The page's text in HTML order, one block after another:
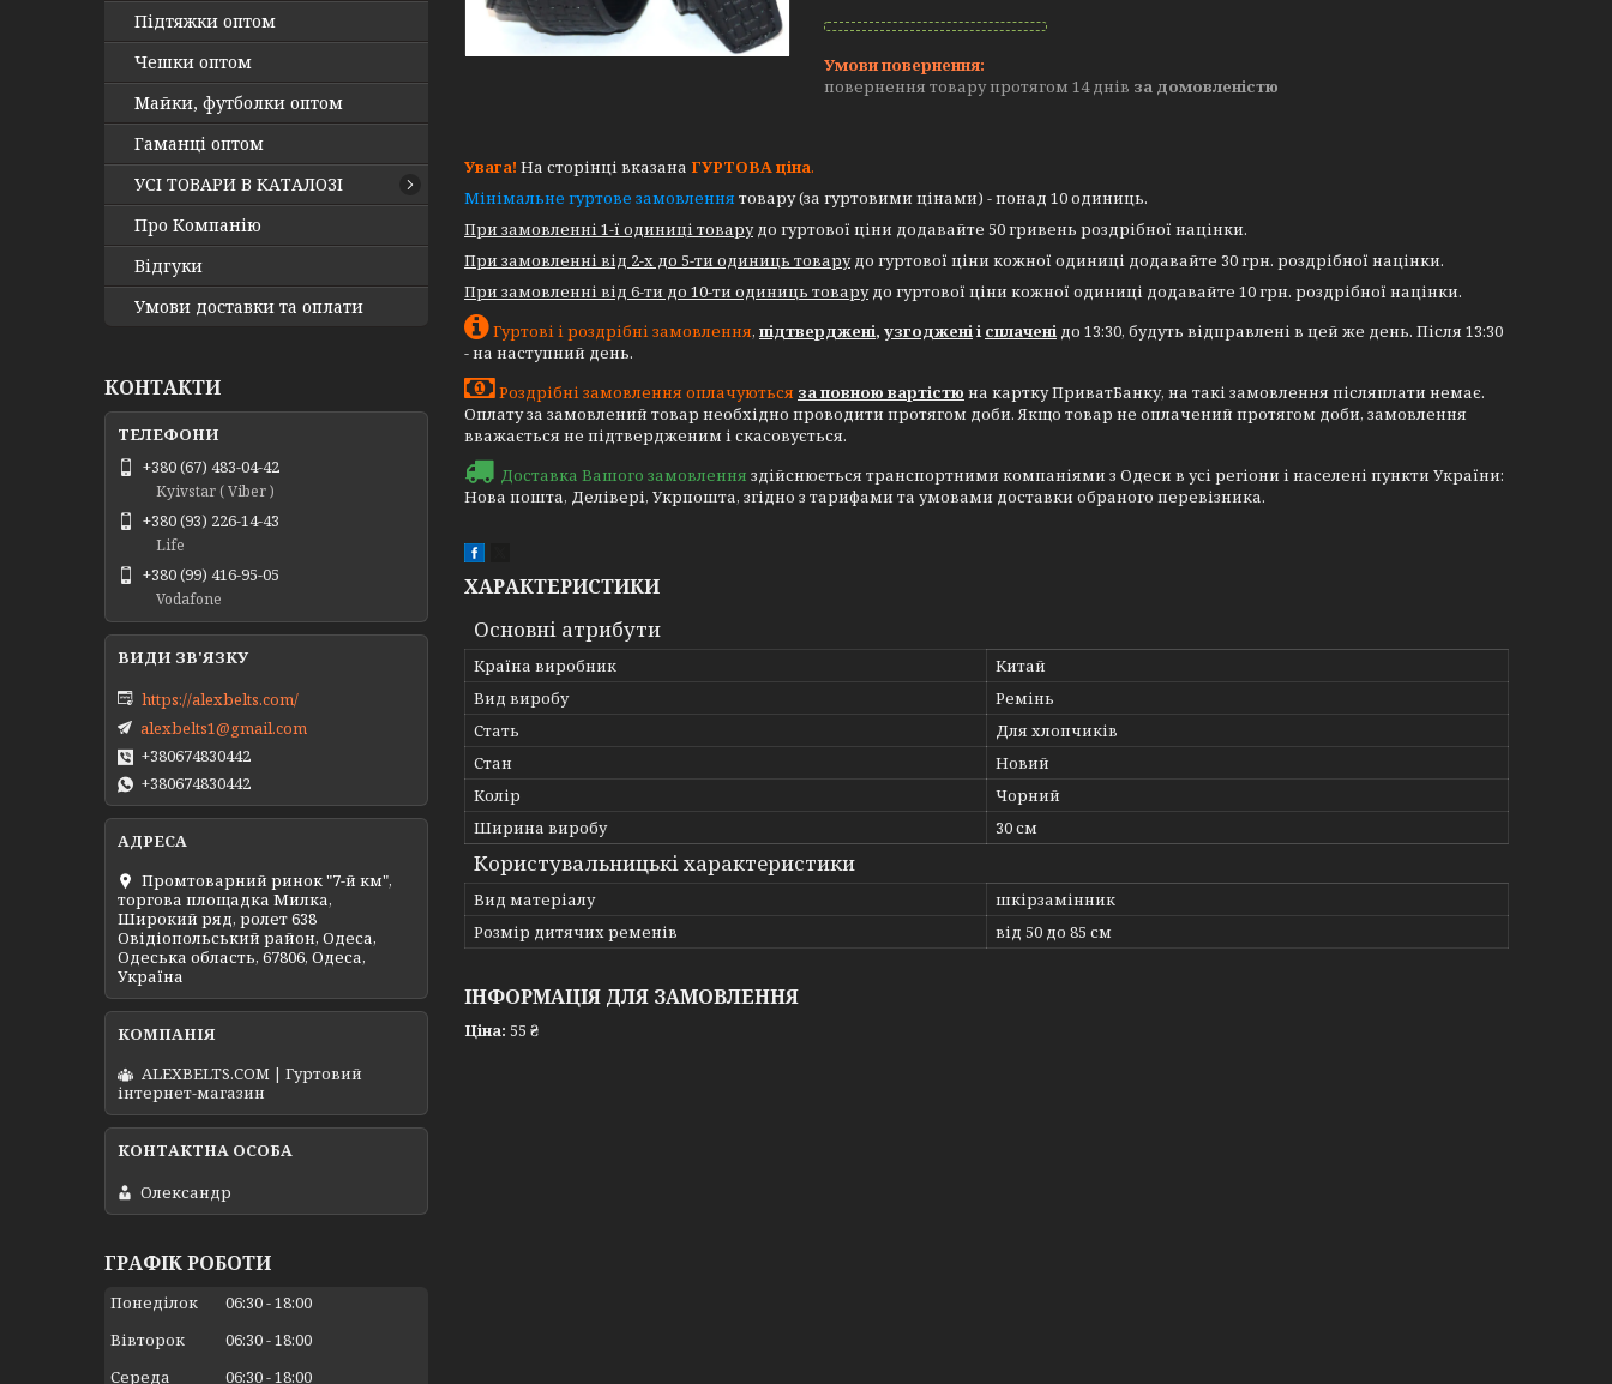
повернення товару протягом 14 днів за домовленістю
Увага! На сторінці вказана ГУРТОВАціна.
Мінімальне гуртове замовлення товару (за гуртовими цінами) - понад 10 одиниць.
При замовленні 1-ї одиниці товарудо гуртової ціни додавайте 50 гривень роздрібної націнки.
При замовленні від 2-х до 5-ти одиниць товарудо гуртової ціни кожної одиниці додавайте 30 грн. роздрібної націнки.
При замовленні від 6-ти до 10-ти одиниць товарудо гуртової ціни кожної одиниці додавайте 10 грн. роздрібної націнки.
Гуртові і роздрібні замовлення, підтверджені, узгодженіі сплачені до 13:30, будуть відправлені в цей же день. Після 13:30
- на наступний день.
Роздрібні замовлення оплачуються за повною вартістю на картку ПриватБанку, на такі замовлення післяплати немає.
Оплату за замовлений товар необхідно проводити протягом доби. Якщо товар не оплачений протягом доби, замовлення
вважається не підтвердженим і скасовується.
Доставка Вашого замовлення здійснюється транспортними компаніями з Одеси в усі регіони і населені пункти України:
Нова пошта, Делівері, Укрпошта, згідно з тарифами та умовами доставки обраного перевізника.
ХАРАКТЕРИСТИКИ
Основні атрибути
Країна виробник
Китай
Вид виробу
Ремінь
Стать
Для хлопчиків
Стан
Новий
Колір
Чорний
Ширина виробу
30 см
Користувальницькі характеристики
Вид матеріалу
шкірзамінник
Розмір дитячих ременів
від 50 до 85 см
ІНФОРМАЦІЯ ДЛЯ ЗАМОВЛЕННЯ
Ціна: 55 ₴
Підтяжки оптом
Чешки оптом
Майки, футболки оптом
Гаманці оптом
УСІ ТОВАРИ В КАТАЛОЗІ
Про Компанію
Відгуки
Умови доставки та оплати
КОНТАКТИ
+380 (67) 483-04-42
Kyivstar ( Viber )
+380 (93) 226-14-43
Life
+380 (99) 416-95-05
Vodafone
https://alexbelts.com/
alexbelts1@gmail.com
+380674830442
+380674830442
Промтоварний ринок "7-й км",
торгова площадка Милка,
Широкий ряд, ролет 638
Овідіопольський район, Одеса,
Одеська область, 67806, Одеса,
Україна
ALEXBELTS.COM | Гуртовий
інтернет-магазин
Олександр
ГРАФІК РОБОТИ
Понеділок 06:30 18:00
Вівторок
06:30 18:00
Середа
06:30 18:00